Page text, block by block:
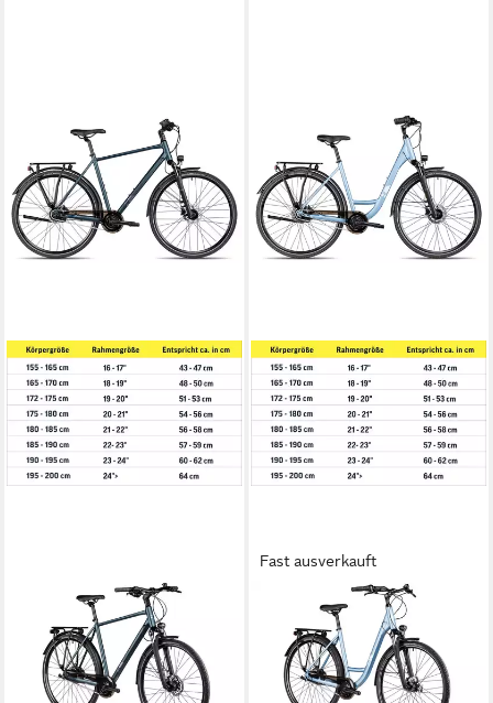
2R MANUFAKTUR
Cityrad TRX ONE
60 cm Rahmenhöhe
Gänge
120 kg Zul. Gesamtgewicht
Fast ausverkauft
2R MANUFAKTUR
Cityrad TRX GO Wave
51 cm Rahmenhöhe
Gänge
120 kg Zul. Gesamtgewicht